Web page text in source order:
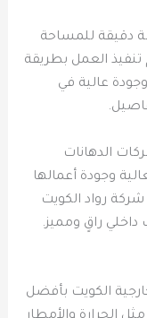
دقيقة للمساحة
تنفيذ العمل بطريقة
عالية في
الدهانات
وجودة أعمالها
رواد الكويت
راقٍ ومميز.
الكويت بأفضل